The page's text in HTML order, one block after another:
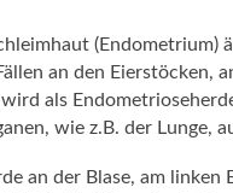
(Endometrium)
an den Eierstöcken,
als
wie z.B. der Lunge,
an der Blase, am linken